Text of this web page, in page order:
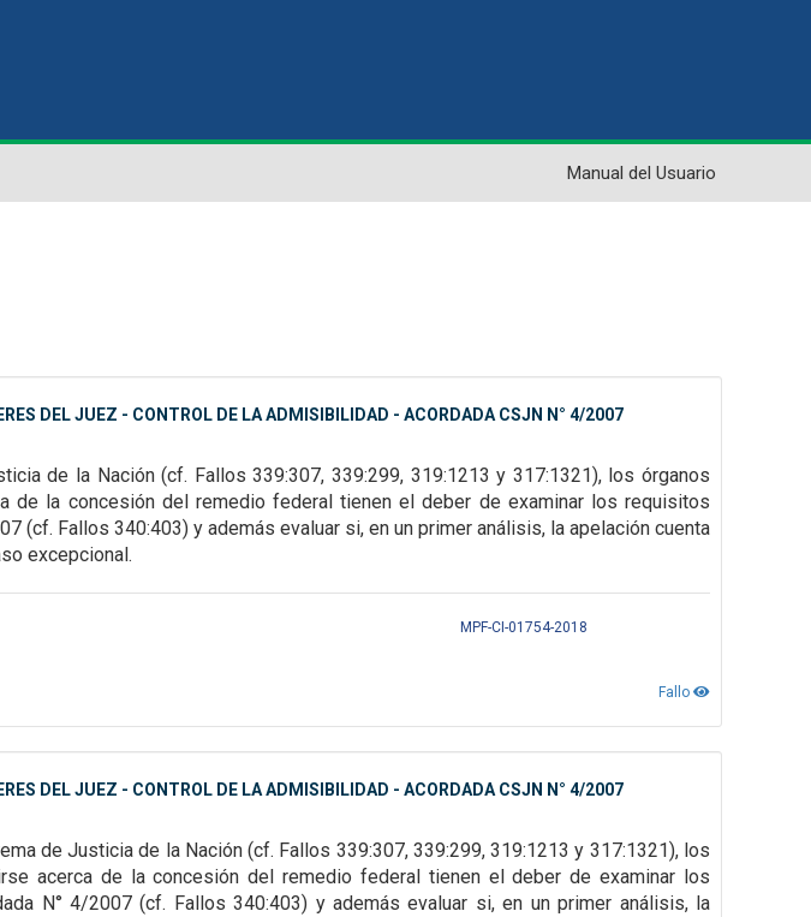
Manual del Usuario
DEL JUEZ - CONTROL DE LA ADMISIBILIDAD - ACORDADA CSJN N° 4/2007
de la Nación (cf. Fallos 339:307, 339:299, 319:1213 y 317:1321), los órganos
de la concesión del remedio federal tienen el deber de examinar los requisitos
(cf. Fallos 340:403) y además evaluar si, en un primer análisis, la apelación cuenta
excepcional.
MPF-CI-01754-2018
Fallo
DEL JUEZ - CONTROL DE LA ADMISIBILIDAD - ACORDADA CSJN N° 4/2007
de Justicia de la Nación (cf. Fallos 339:307, 339:299, 319:1213 y 317:1321), los
acerca de la concesión del remedio federal tienen el deber de examinar los
N° 4/2007 (cf. Fallos 340:403) y además evaluar si, en un primer análisis, la